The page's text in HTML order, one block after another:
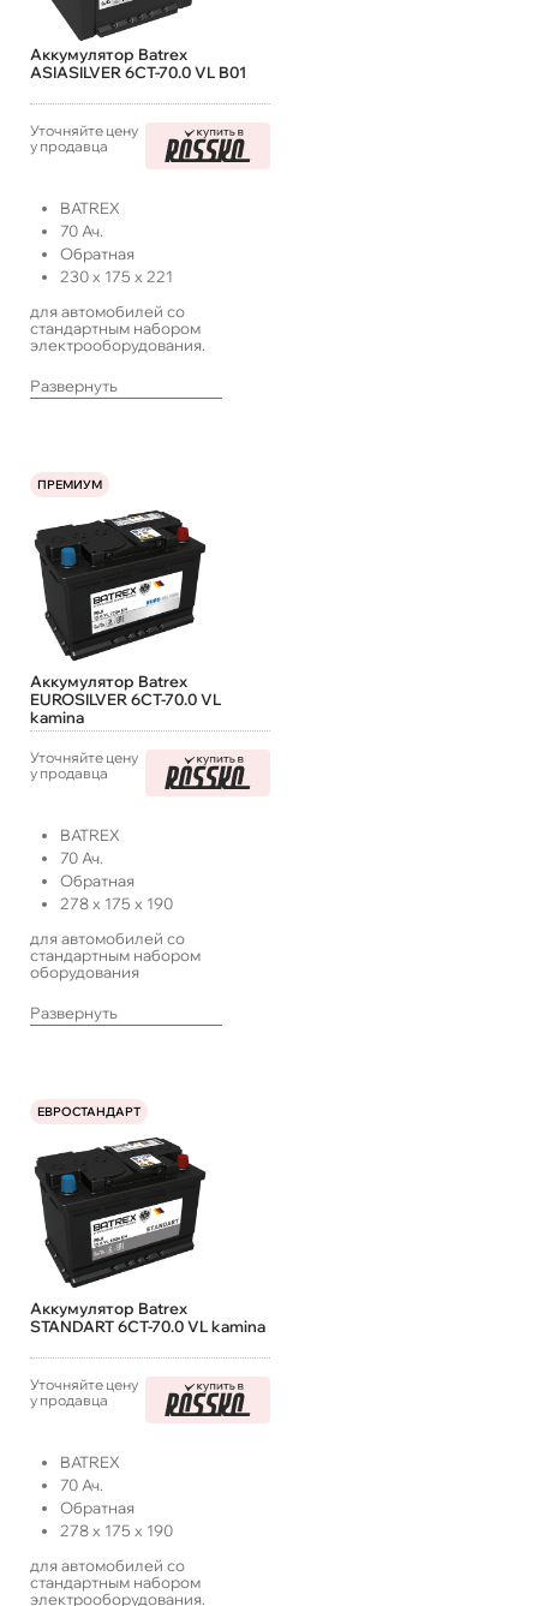
Аккумулятор Batrex
ASIASILVER 6СТ-70.0 VL B01
Уточняйте цену
у продавца
BATREX
70 Ач.
Обратная
230x 175 x 221
для автомобилей со
стандартным набором
электрооборудования.
Развернуть
ПРЕМИУМ
Аккумулятор Batrex
EUROSILVER 6СТ-70.0 VL
kamina
Уточняйте цену
у продавца
BATREX
70 Ач.
Обратная
278x 175 x 190
для автомобилей со
стандартным набором
оборудования
Развернуть
ЕВРОСТАНДАРТ
Аккумулятор Batrex
STANDART 6СТ-70.0 VL kamina
Уточняйте цену
у продавца
BATREX
70 Ач.
Обратная
278x 175 x 190
для автомобилей со
стандартным набором
электрооборудования.